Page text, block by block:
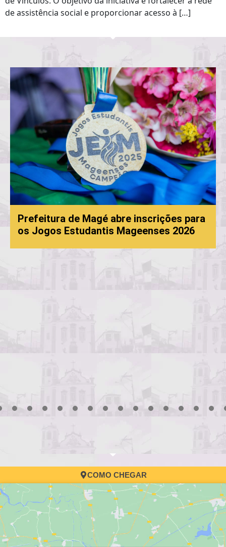
de assistência social e proporcionar acesso à […]
Prefeitura de Magé abre inscrições para
os Jogos Estudantis Mageenses 2026
COMO CHEGAR